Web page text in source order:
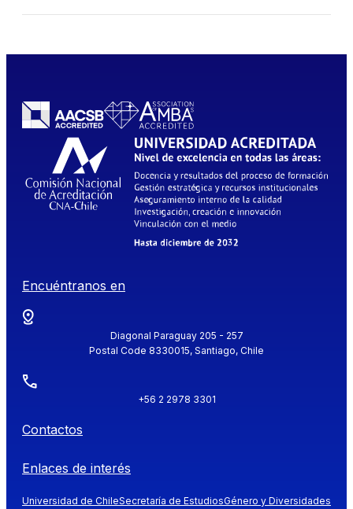
Encuéntranos en
Diagonal Paraguay 205 - 257
Postal Code 8330015, Santiago, Chile
+56 2 2978 3301
Contactos
Enlaces de interés
Universidad de ChileSecretaría de EstudiosGénero y Diversidades